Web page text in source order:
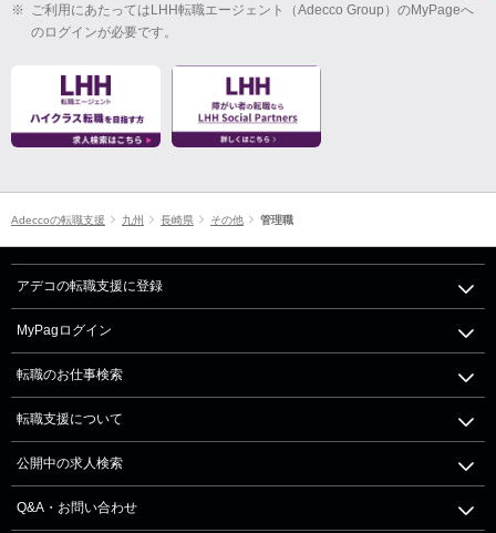
※ ご利用にあたってはLHH転職エージェント（Adecco Group）のMyPageへ
のログインが必要です。
Adeccoの転職支援 九州 長崎県 その他 管理職
アデコの転職支援に登録
MyPagログイン
転職のお仕事検索
転職支援について
公開中の求人検索
Q&A・お問い合わせ